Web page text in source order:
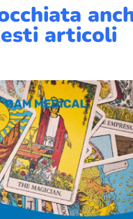
articoli